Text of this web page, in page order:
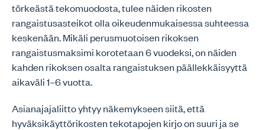
törkeästä tekomuodosta, tulee näiden rikosten
rangaistusasteikot olla oikeudenmukaisessa suhteessa
keskenään. Mikäli perusmuotoisen rikoksen
rangaistusmaksimi korotetaan 6 vuodeksi, on näiden
kahden rikoksen osalta rangaistuksen päällekkäisyyttä
aikaväli 1–6 vuotta.
Asianajajaliitto yhtyy näkemykseen siitä, että
hyväksikäyttörikosten tekotapojen kirjo on suuri ja se